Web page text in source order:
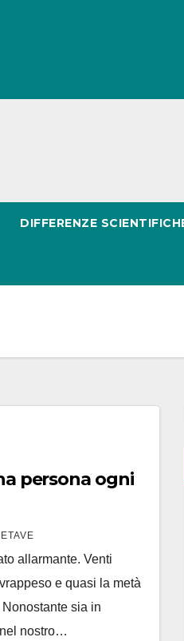
DIFFERENZE
persona ogni
allarmante. Venti
e quasi la metà
sia in
nostro…